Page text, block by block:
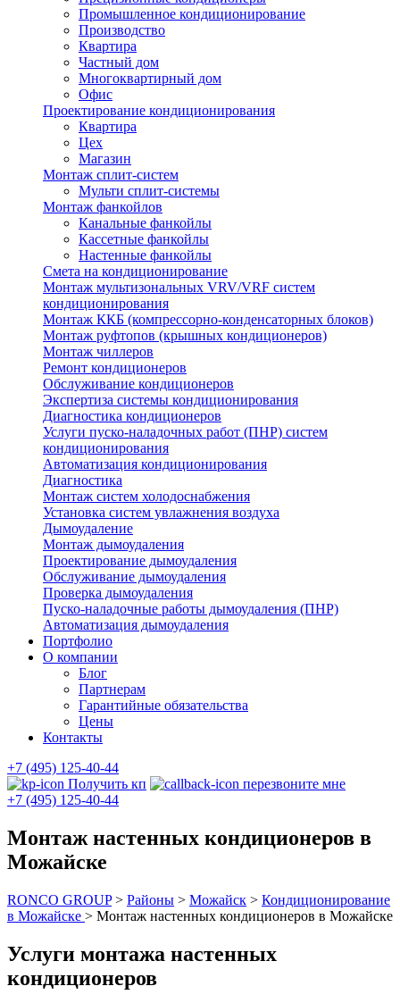
Промышленное кондиционирование
Производство
Квартира
Частный дом
Многоквартирный дом
Офис
Проектирование кондиционирования
Квартира
Цех
Магазин
Монтаж сплит-систем
Мульти сплит-системы
Монтаж фанкойлов
Канальные фанкойлы
Кассетные фанкойлы
Настенные фанкойлы
Смета на кондиционирование
Монтаж мультизональных VRV/VRF систем
кондиционирования
Монтаж ККБ (компрессорно-конденсаторных блоков)
Монтаж руфтопов (крышных кондиционеров)
Монтаж чиллеров
Ремонт кондиционеров
Обслуживание кондиционеров
Экспертиза системы кондиционирования
Диагностика кондиционеров
Услуги пуско-наладочных работ (ПНР) систем
кондиционирования
Автоматизация кондиционирования
Диагностика
Монтаж систем холодоснабжения
Установка систем увлажнения воздуха
Дымоудаление
Монтаж дымоудаления
Проектирование дымоудаления
Обслуживание дымоудаления
Проверка дымоудаления
Пуско-наладочные работы дымоудаления (ПНР)
Автоматизация дымоудаления
Портфолио
О компании
Блог
Партнерам
Гарантийные обязательства
Цены
Контакты
+7 (495) 125-40-44
Получить кп
перезвоните мне
+7 (495) 125-40-44
Монтаж настенных кондиционеров в
Можайске
RONCO GROUP> Районы > Можайск > Кондиционирование
в Можайске > Монтаж настенных кондиционеров в Можайске
Услуги монтажа настенных
кондиционеров